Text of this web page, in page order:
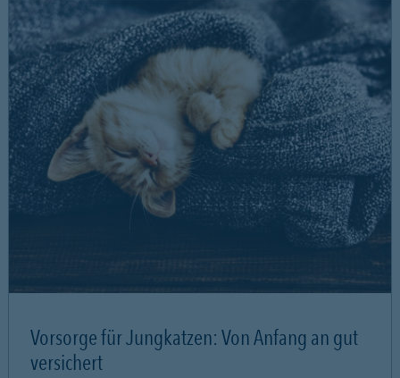
Vorsorge für Jungkatzen: Von Anfang an gut
versichert